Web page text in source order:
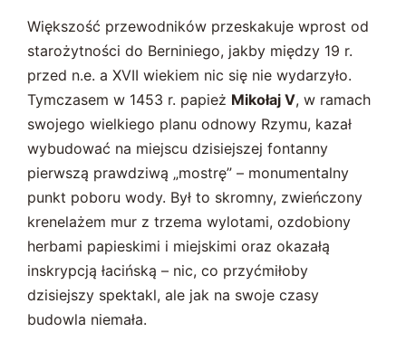
Większość przewodników przeskakuje wprost od
starożytności do Berniniego, jakby między 19 r.
przed n.e. a XVII wiekiem nic się nie wydarzyło.
Tymczasem w 1453 r. papież Mikołaj V, w ramach
swojego wielkiego planu odnowy Rzymu, kazał
wybudować na miejscu dzisiejszej fontanny
pierwszą prawdziwą „mostrę” – monumentalny
punkt poboru wody. Był to skromny, zwieńczony
krenelażem mur z trzema wylotami, ozdobiony
herbami papieskimi i miejskimi oraz okazałą
inskrypcją łacińską – nic, co przyćmiłoby
dzisiejszy spektakl, ale jak na swoje czasy
budowla niemała.